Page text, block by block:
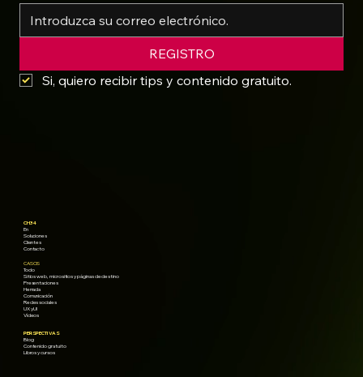
REGISTRO
Si, quiero recibir tips y contenido gratuito.
CH34
En
Soluciones
Clientes
Contacto
CASOS
Todo
Sitios web, micrositios y páginas de destino
Presentaciones
Herrada
Comunicación
Redes sociales
UX y UI
Vídeos
PERSPECTIVAS
Blog
Contenido gratuito
Libros y cursos